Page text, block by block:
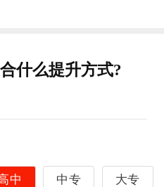
什么提升方式?
中 中专 大专